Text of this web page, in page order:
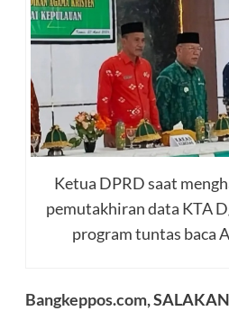
Ketua DPRD saat
pemutakhiran data KTA
program tuntas baca
Bangkeppos.com,